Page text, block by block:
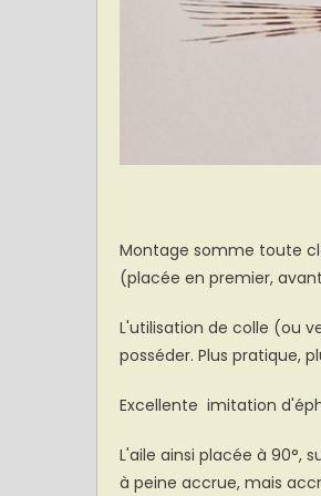
Montage somme toute
(placée en premier,
L'utilisation de colle (ou
posséder. Plus pratique,
Excellente imitation
L'aile ainsi placée à 90°,
à peine accrue, mais